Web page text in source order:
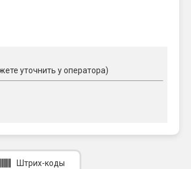
уточнить у оператора)
Штрих-коды